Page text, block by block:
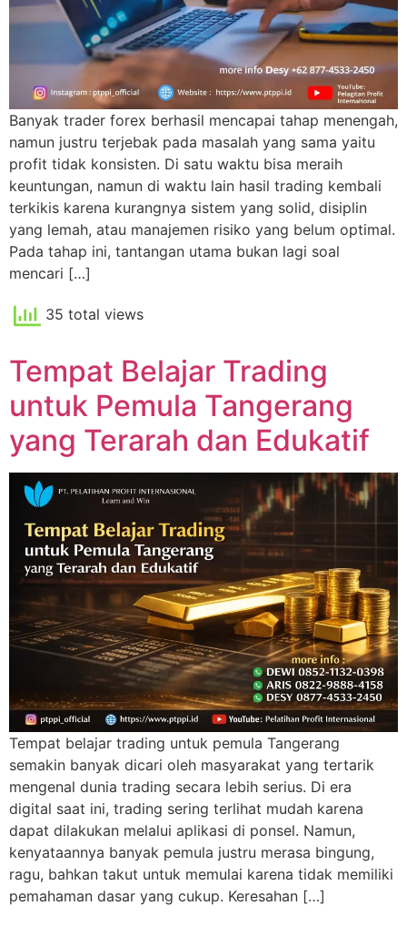
Banyak trader forex berhasil mencapai tahap menengah,
namun justru terjebak pada masalah yang sama yaitu
profit tidak konsisten. Di satu waktu bisa meraih
keuntungan, namun di waktu lain hasil trading kembali
terkikis karena kurangnya sistem yang solid, disiplin
yang lemah, atau manajemen risiko yang belum optimal.
Pada tahap ini, tantangan utama bukan lagi soal
mencari […]
35 total views
Tempat Belajar Trading
untuk Pemula Tangerang
yang Terarah dan Edukatif
Tempat belajar trading untuk pemula Tangerang
semakin banyak dicari oleh masyarakat yang tertarik
mengenal dunia trading secara lebih serius. Di era
digital saat ini, trading sering terlihat mudah karena
dapat dilakukan melalui aplikasi di ponsel. Namun,
kenyataannya banyak pemula justru merasa bingung,
ragu, bahkan takut untuk memulai karena tidak memiliki
pemahaman dasar yang cukup. Keresahan […]